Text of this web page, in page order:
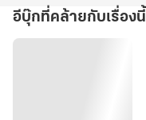
อีบุ๊กที่คล้ายกับเรื่องนี้